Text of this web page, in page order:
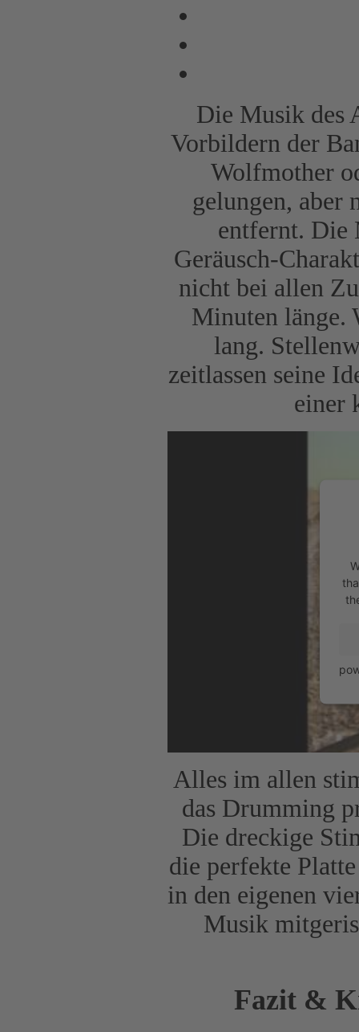
Die Musik des
Vorbildern der
Wolfmother
gelungen, aber
entfernt. Die
Geräusch-
nicht bei allen
Minuten länge.
lang.
zeitlassen seine
einer
Alles im allen
das Drumming
Die dreckige
die perfekte
in den eigenen
Musik
Fazit &